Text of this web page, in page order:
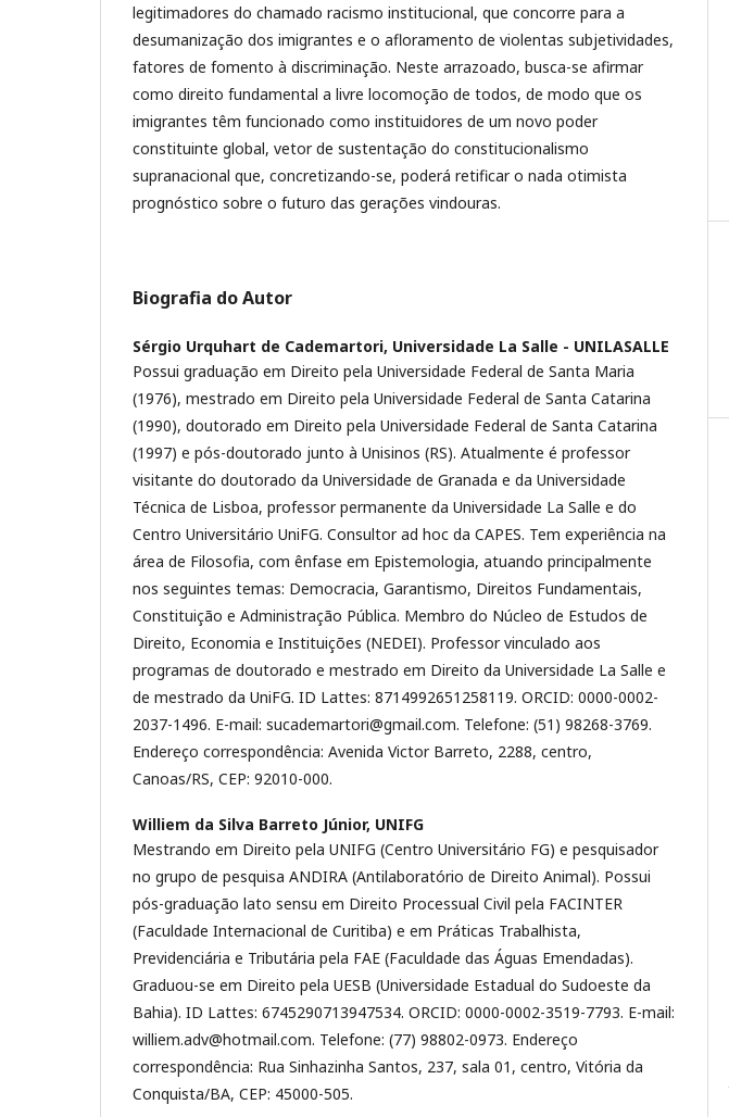
legitimadores do chamado racismo institucional, que concorre para a
desumanização dos imigrantes e o afloramento de violentas subjetividades,
fatores de fomento à discriminação. Neste arrazoado, busca-se afirmar
como direito fundamental a livre locomoção de todos, de modo que os
imigrantes têm funcionado como instituidores de um novo poder
constituinte global, vetor de sustentação do constitucionalismo
supranacional que, concretizando-se, poderá retificar o nada otimista
prognóstico sobre o futuro das gerações vindouras.
Biografia do Autor
Sérgio Urquhart de Cademartori, Universidade La Salle - UNILASALLE
Possui graduação em Direito pela Universidade Federal de Santa Maria
(1976), mestrado em Direito pela Universidade Federal de Santa Catarina
(1990), doutorado em Direito pela Universidade Federal de Santa Catarina
(1997) e pós-doutorado junto à Unisinos (RS). Atualmente é professor
visitante do doutorado da Universidade de Granada e da Universidade
Técnica de Lisboa, professor permanente da Universidade La Salle e do
Centro Universitário UniFG. Consultor ad hoc da CAPES. Tem experiência na
área de Filosofia, com ênfase em Epistemologia, atuando principalmente
nos seguintes temas: Democracia, Garantismo, Direitos Fundamentais,
Constituição e Administração Pública. Membro do Núcleo de Estudos de
Direito, Economia e Instituições (NEDEI). Professor vinculado aos
programas de doutorado e mestrado em Direito da Universidade La Salle e
de mestrado da UniFG. ID Lattes: 8714992651258119. ORCID: 0000-0002-
2037-1496. E-mail: sucademartori@gmail.com. Telefone: (51) 98268-3769.
Endereço correspondência: Avenida Victor Barreto, 2288, centro,
Canoas/RS, CEP: 92010-000.
Williem da Silva Barreto Júnior, UNIFG
Mestrando em Direito pela UNIFG (Centro Universitário FG) e pesquisador
no grupo de pesquisa ANDIRA (Antilaboratório de Direito Animal). Possui
pós-graduação lato sensu em Direito Processual Civil pela FACINTER
(Faculdade Internacional de Curitiba) e em Práticas Trabalhista,
Previdenciária e Tributária pela FAE (Faculdade das Águas Emendadas).
Graduou-se em Direito pela UESB (Universidade Estadual do Sudoeste da
Bahia). ID Lattes: 6745290713947534. ORCID: 0000-0002-3519-7793. E-mail:
williem.adv@hotmail.com. Telefone: (77) 98802-0973. Endereço
correspondência: Rua Sinhazinha Santos, 237, sala 01, centro, Vitória da
Conquista/BA, CEP: 45000-505.